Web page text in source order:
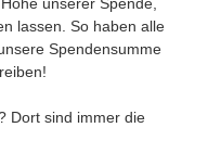
unserer Spende,
lassen. So haben alle
Spendensumme
Dort sind immer die